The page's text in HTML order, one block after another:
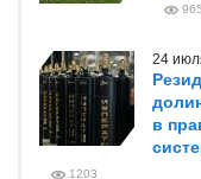
965
24
в
1203